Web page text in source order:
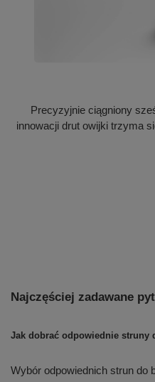
Precyzyjnie ciągniony
innowacji drut owijki trzyma
Najczęściej zadawane
Jak dobrać odpowiednie struny
Wybór odpowiednich strun do